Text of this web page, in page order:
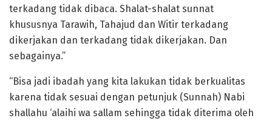
terkadang tidak dibaca. Shalat-shalat sunnat
khususnya Tarawih, Tahajud dan Witir terkadang
dikerjakan dan terkadang tidak dikerjakan. Dan
sebagainya.”
“Bisa jadi ibadah yang kita lakukan tidak berkualitas
karena tidak sesuai dengan petunjuk (Sunnah) Nabi
shallahu ‘alaihi wa sallam sehingga tidak diterima oleh